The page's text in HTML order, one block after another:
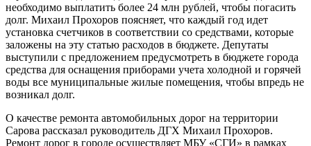
необходимо выплатить более 24 млн рублей, чтобы погасить
долг. Михаил Прохоров поясняет, что каждый год идет
установка счетчиков в соответствии со средствами, которые
заложены на эту статью расходов в бюджете. Депутаты
выступили с предложением предусмотреть в бюджете города
средства для оснащения приборами учета холодной и горячей
воды все муниципальные жилые помещения, чтобы впредь не
возникал долг.
О качестве ремонта автомобильных дорог на территории
Сарова рассказал руководитель ДГХ Михаил Прохоров.
Ремонт дорог в городе осуществляет МБУ «СГИ» в рамках